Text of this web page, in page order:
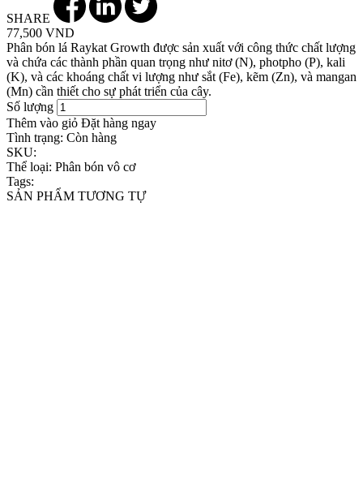
SHARE
77,500 VND
Phân bón lá Raykat Growth được sản xuất với công thức chất lượng
và chứa các thành phần quan trọng như nitơ (N), photpho (P), kali
(K), và các khoáng chất vi lượng như sắt (Fe), kẽm (Zn), và mangan
(Mn) cần thiết cho sự phát triển của cây.
Số lượng
Thêm vào giỏ Đặt hàng ngay
Tình trạng: Còn hàng
SKU:
Thể loại: Phân bón vô cơ
Tags:
SẢN PHẨM TƯƠNG TỰ